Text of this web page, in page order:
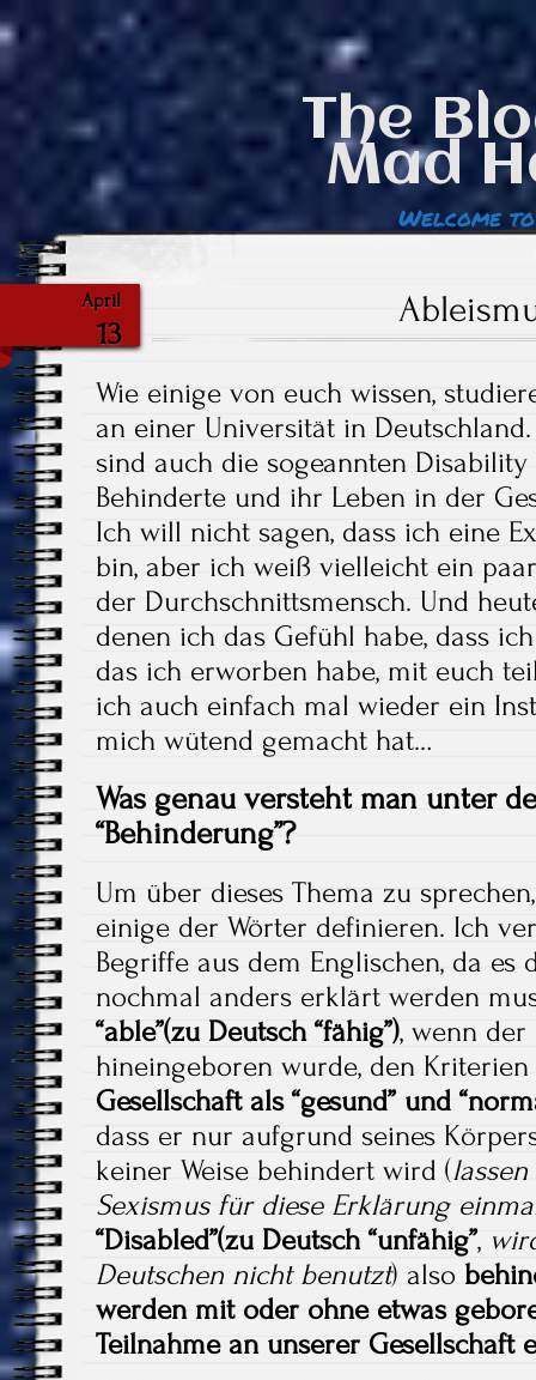
The
Mad
Welcome
April
13
Wie einige von euch wissen,
an einer Universität in
sind auch die sogeannten
Behinderte und ihr Leben in der
Ich will nicht sagen, dass ich eine
bin, aber ich weiß vielleicht ein
der Durchschnittsmensch. Und
denen ich das Gefühl habe, dass
das ich erworben habe, mit euch
ich auch einfach mal wieder ein
mich wütend gemacht hat…
Was genau versteht man unter
“Behinderung”?
Um über dieses Thema zu
einige der Wörter definieren. Ich
Begriffe aus dem Englischen, da es
nochmal anders erklärt werden
“able”(zu Deutsch “fähig”), wenn der
hineingeboren wurde, den
Gesellschaft als “gesund” und
dass er nur aufgrund seines
keiner Weise behindert wird (
Sexismus für diese Erklärung
“Disabled”(zu Deutsch “unfähig”,
Deutschen nicht benutzt) also
werden mit oder ohne etwas
Teilnahme an unserer Gesellschaft